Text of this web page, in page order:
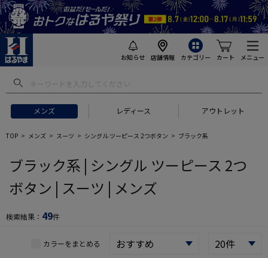
お知らせ 店舗情報 カテゴリー カート メニュー
メンズ レディース アウトレット
フトにおすすめ #セットアップ スーツ
TOP メンズ スーツ シングル ツーピース 2つボタン ブラック系
ブラック系 | シングル ツーピース 2つ
ボタン | スーツ | メンズ
検索結果： 49件
カラーをまとめる